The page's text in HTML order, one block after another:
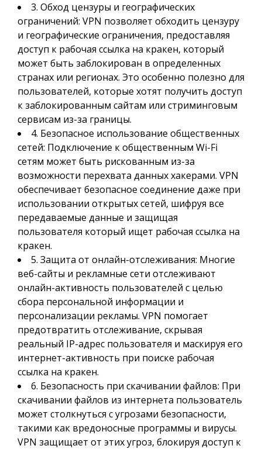
3. Обход цензуры и географических
ограничений: VPN позволяет обходить цензуру
и географические ограничения, предоставляя
доступ к рабочая ссылка на кракен, который
может быть заблокирован в определенных
странах или регионах. Это особенно полезно для
пользователей, которые хотят получить доступ
к заблокированным сайтам или стриминговым
сервисам из-за границы.
4. Безопасное использование общественных
сетей: Подключение к общественным Wi-Fi
сетям может быть рискованным из-за
возможности перехвата данных хакерами. VPN
обеспечивает безопасное соединение даже при
использовании открытых сетей, шифруя все
передаваемые данные и защищая
пользователя который ищет рабочая ссылка на
кракен.
5. Защита от онлайн-отслеживания: Многие
веб-сайты и рекламные сети отслеживают
онлайн-активность пользователей с целью
сбора персональной информации и
персонализации рекламы. VPN помогает
предотвратить отслеживание, скрывая
реальный IP-адрес пользователя и маскируя его
интернет-активность при поиске рабочая
ссылка на кракен.
6. Безопасность при скачивании файлов: При
скачивании файлов из интернета пользователь
может столкнуться с угрозами безопасности,
такими как вредоносные программы и вирусы.
VPN защищает от этих угроз, блокируя доступ к